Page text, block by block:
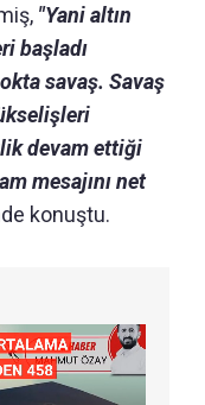
"Yani altın
başladı
savaş. Savaş
devam ettiği
mesajını net
konuştu.